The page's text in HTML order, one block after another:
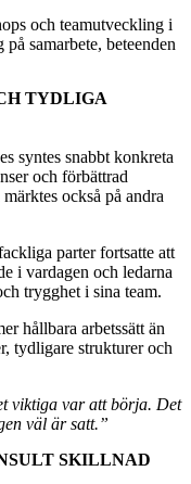
och teamutveckling i
samarbete, beteenden
TYDLIGA
syntes snabbt konkreta
och förbättrad
också på andra
parter fortsatte att
i vardagen och ledarna
trygghet i sina team.
hållbara arbetssätt än
tydligare strukturer och
viktiga var att börja. Det
väl är satt.”
SKILLNAD